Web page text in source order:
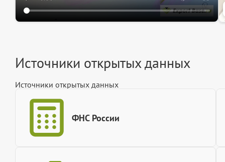
Источники открытых данных
Источники открытых данных
ФНС России